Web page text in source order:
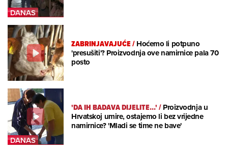
ZABRINJAVAJUĆE/Hoćemo li potpuno
'presušiti'? Proizvodnja ove namirnice pala 70
posto
'DA IH BADAVA DIJELITE...'/Proizvodnja u
Hrvatskoj umire, ostajemo li bez vrijedne
namirnice? 'Mladi se time ne bave'